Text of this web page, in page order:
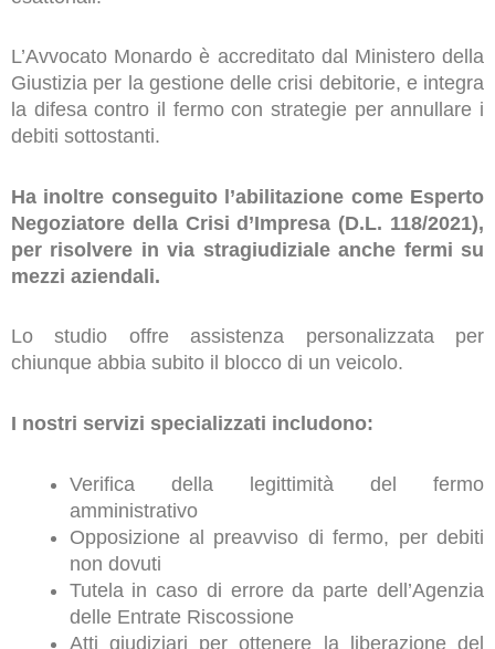
L’Avvocato Monardo è accreditato dal Ministero della
Giustizia per la gestione delle crisi debitorie, e integra
la difesa contro il fermo con strategie per annullare i
debiti sottostanti.
Ha inoltre conseguito l’abilitazione come Esperto
Negoziatore della Crisi d’Impresa (D.L. 118/2021),
per risolvere in via stragiudiziale anche fermi su
mezzi aziendali.
Lo studio offre assistenza personalizzata per
chiunque abbia subito il blocco di un veicolo.
I nostri servizi specializzati includono:
Verifica della legittimità del fermo
amministrativo
Opposizione al preavviso di fermo, per debiti
non dovuti
Tutela in caso di errore da parte dell’Agenzia
delle Entrate Riscossione
Atti giudiziari per ottenere la liberazione del